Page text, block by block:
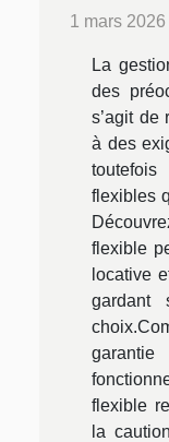
1 mars
La
des
s’agit de
à des
flexibles
flexible
locative
gardant
flexible
la